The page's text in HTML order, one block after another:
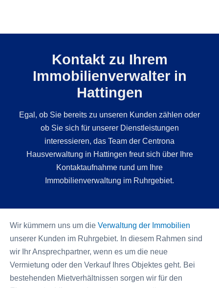
Kontakt zu Ihrem
Immobilienverwalter in
Hattingen
Egal, ob Sie bereits zu unseren Kunden zählen oder
ob Sie sich für unserer Dienstleistungen
interessieren, das Team der Centrona
Hausverwaltung in Hattingen freut sich über Ihre
Kontaktaufnahme rund um Ihre
Immobilienverwaltung im Ruhrgebiet.
Wir kümmern uns um dieVerwaltung der Immobilien
unserer Kunden im Ruhrgebiet. In diesem Rahmen sind
wir Ihr Ansprechpartner, wenn es um die neue
Vermietung oder den Verkauf Ihres Objektes geht. Bei
bestehenden Mietverhältnissen sorgen wir für den